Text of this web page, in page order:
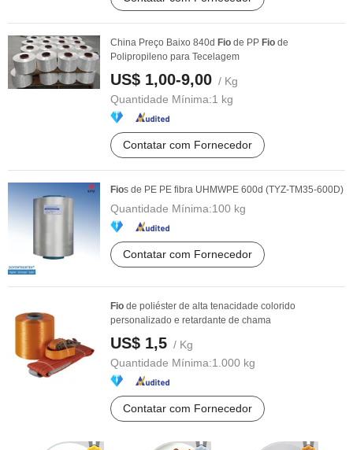
China Preço Baixo 840d Fio de PP Fio de
Polipropileno para Tecelagem
US$ 1,00-9,00 / Kg
Quantidade Mínima:1 kg
Contatar com Fornecedor
Fios de PE PE fibra UHMWPE 600d (TYZ-TM35-600D)
Quantidade Mínima:100 kg
Contatar com Fornecedor
Fio de poliéster de alta tenacidade colorido
personalizado e retardante de chama
US$ 1,5 / Kg
Quantidade Mínima:1.000 kg
Contatar com Fornecedor